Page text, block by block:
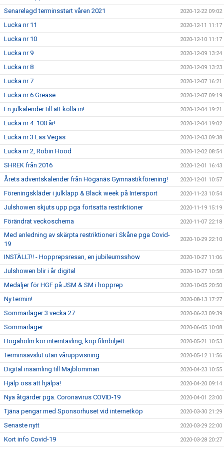
Senarelagd terminsstart våren 2021 2020-12-22 09:02
Lucka nr 11 2020-12-11 11:17
Lucka nr 10 2020-12-10 11:17
Lucka nr 9 2020-12-09 13:24
Lucka nr 8 2020-12-09 13:23
Lucka nr 7 2020-12-07 16:21
Lucka nr 6 Grease 2020-12-07 09:19
En julkalender till att kolla in! 2020-12-04 19:21
Lucka nr 4. 100 år! 2020-12-04 19:02
Lucka nr 3 Las Vegas 2020-12-03 09:38
Lucka nr 2, Robin Hood 2020-12-02 08:54
SHREK från 2016 2020-12-01 16:43
Årets adventskalender från Höganäs Gymnastikförening! 2020-12-01 10:57
Föreningskläder i julklapp & Black week på Intersport 2020-11-23 10:54
Julshowen skjuts upp pga fortsatta restriktioner 2020-11-19 15:19
Förändrat veckoschema 2020-11-07 22:18
Med anledning av skärpta restriktioner i Skåne pga Covid-
19
2020-10-29 22:10
INSTÄLLT!! - Hopprepsresan, en jubileumsshow 2020-10-27 11:06
Julshowen blir i år digital 2020-10-27 10:58
Medaljer för HGF på JSM & SM i hopprep 2020-10-05 20:50
Ny termin! 2020-08-13 17:27
Sommarläger 3 vecka 27 2020-06-23 09:39
Sommarläger 2020-06-05 10:08
Högaholm kör interntävling, köp filmbiljett 2020-05-21 10:53
Terminsavslut utan våruppvisning 2020-05-12 11:56
Digital insamling till Majblomman 2020-04-23 10:55
Hjälp oss att hjälpa! 2020-04-20 09:14
Nya åtgärder pga. Coronavirus COVID-19 2020-04-01 23:00
Tjäna pengar med Sponsorhuset vid internetköp 2020-03-30 21:29
Senaste nytt 2020-03-29 22:00
Kort info Covid-19 2020-03-28 20:27